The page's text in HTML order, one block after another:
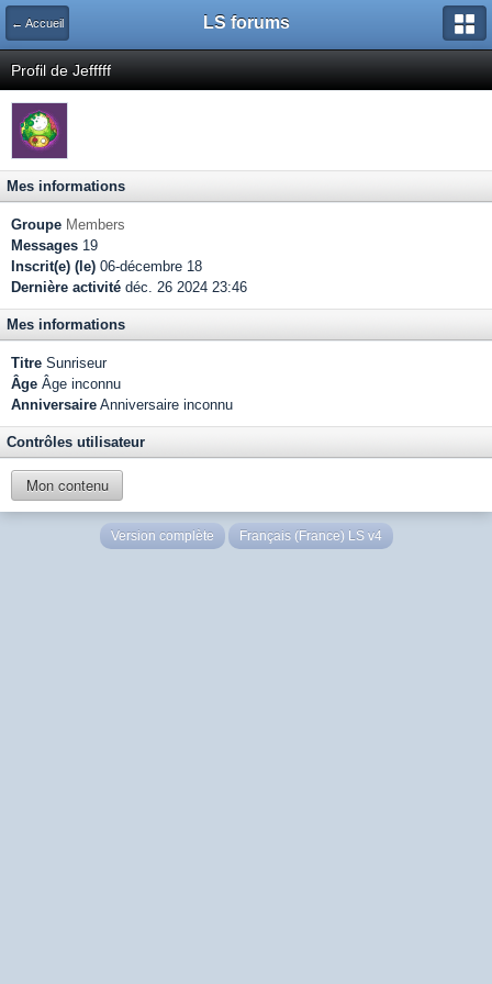
← Accueil LS forums
Profil de Jefffff
Mes informations
Groupe Members
Messages 19
Inscrit(e) (le) 06-décembre 18
Dernière activité déc. 26 2024 23:46
Mes informations
Titre Sunriseur
Âge Âge inconnu
Anniversaire Anniversaire inconnu
Contrôles utilisateur
Mon contenu
Version complète Français (France) LS v4